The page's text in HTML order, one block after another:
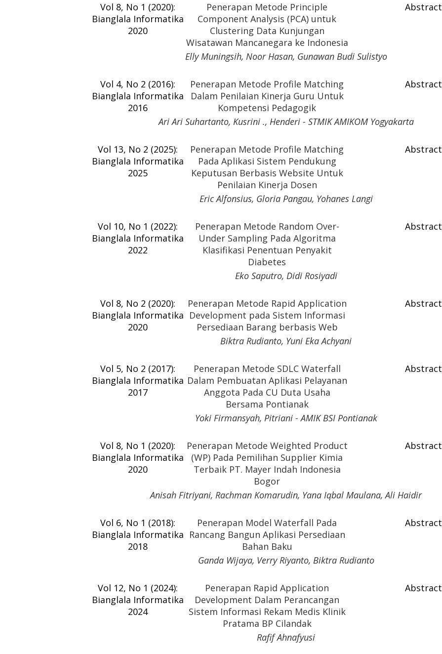
Vol 8, No 1 (2020):
Bianglala Informatika
2020
Penerapan Metode Principle
Component Analysis (PCA) untuk
Clustering Data Kunjungan
Wisatawan Mancanegara ke Indonesia
Abstract
Elly Muningsih, Noor Hasan, Gunawan Budi Sulistyo
Vol 4, No 2 (2016):
Bianglala Informatika
2016
Penerapan Metode Profile Matching
Dalam Penilaian Kinerja Guru Untuk
Kompetensi Pedagogik
Abstract
Ari Ari Suhartanto, Kusrini ., Henderi - STMIK AMIKOM Yogyakarta
Vol 13, No 2 (2025):
Bianglala Informatika
2025
Penerapan Metode Profile Matching
Pada Aplikasi Sistem Pendukung
Keputusan Berbasis Website Untuk
Penilaian Kinerja Dosen
Abstract
Eric Alfonsius, Gloria Pangau, Yohanes Langi
Vol 10, No 1 (2022):
Bianglala Informatika
2022
Penerapan Metode Random Over-
Under Sampling Pada Algoritma
Klasifikasi Penentuan Penyakit
Diabetes
Abstract
Eko Saputro, Didi Rosiyadi
Vol 8, No 2 (2020):
Bianglala Informatika
2020
Penerapan Metode Rapid Application
Development pada Sistem Informasi
Persediaan Barang berbasis Web
Abstract
Biktra Rudianto, Yuni Eka Achyani
Vol 5, No 2 (2017):
Bianglala Informatika
2017
Penerapan Metode SDLC Waterfall
Dalam Pembuatan Aplikasi Pelayanan
Anggota Pada CU Duta Usaha
Bersama Pontianak
Abstract
Yoki Firmansyah, Pitriani - AMIK BSI Pontianak
Vol 8, No 1 (2020):
Bianglala Informatika
2020
Penerapan Metode Weighted Product
(WP) Pada Pemilihan Supplier Kimia
Terbaik PT. Mayer Indah Indonesia
Bogor
Abstract
Anisah Fitriyani, Rachman Komarudin, Yana Iqbal Maulana, Ali Haidir
Vol 6, No 1 (2018):
Bianglala Informatika
2018
Penerapan Model Waterfall Pada
Rancang Bangun Aplikasi Persediaan
Bahan Baku
Abstract
Ganda Wijaya, Verry Riyanto, Biktra Rudianto
Vol 12, No 1 (2024):
Bianglala Informatika
2024
Penerapan Rapid Application
Development Dalam Perancangan
Sistem Informasi Rekam Medis Klinik
Pratama BP Cilandak
Abstract
Rafif Ahnafyusi